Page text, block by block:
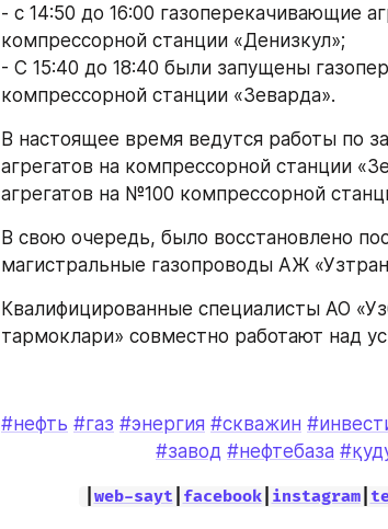
- с 14:50 до 16:00 газоперекачивающие
компрессорной станции «Денизкул»;
- С 15:40 до 18:40 были запущены
компрессорной станции «Зеварда».
В настоящее время ведутся работы по
агрегатов на компрессорной станции
агрегатов на №100 компрессорной
В свою очередь, было восстановлено
магистральные газопроводы АЖ
Квалифицированные специалисты АО
тармоклари» совместно работают над
#нефть #газ #энергия #скважин
#завод #нефтебаза
web-sayt facebook| instagram|